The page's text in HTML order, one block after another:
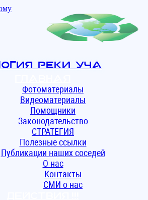
реки Уча
Фотоматериалы
Видеоматериалы
Помощники
Законодательство
СТРАТЕГИЯ
Полезные ссылки
Публикации наших соседей
О нас
Контакты
СМИ о нас